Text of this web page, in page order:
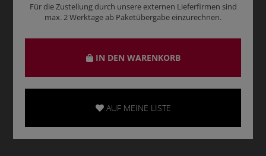
Für die Zustellung durch unsere externen Lieferfirmen sind
max. 2 Werktage ab Paketübergabe einzurechnen.
IN DEN WARENKORB
AUF MEINE LISTE